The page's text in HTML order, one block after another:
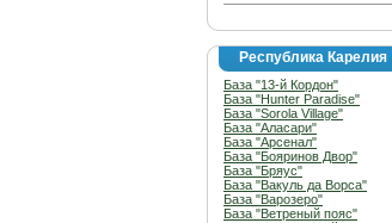
Республика Карелия
База "13-й Кордон"
База "Hunter Paradise"
База "Sorola Village"
База "Аласари"
База "Арсенал"
База "Бояринов Двор"
База "Бряус"
База "Вакуль да Ворса"
База "Варозеро"
База "Ветреный пояс"